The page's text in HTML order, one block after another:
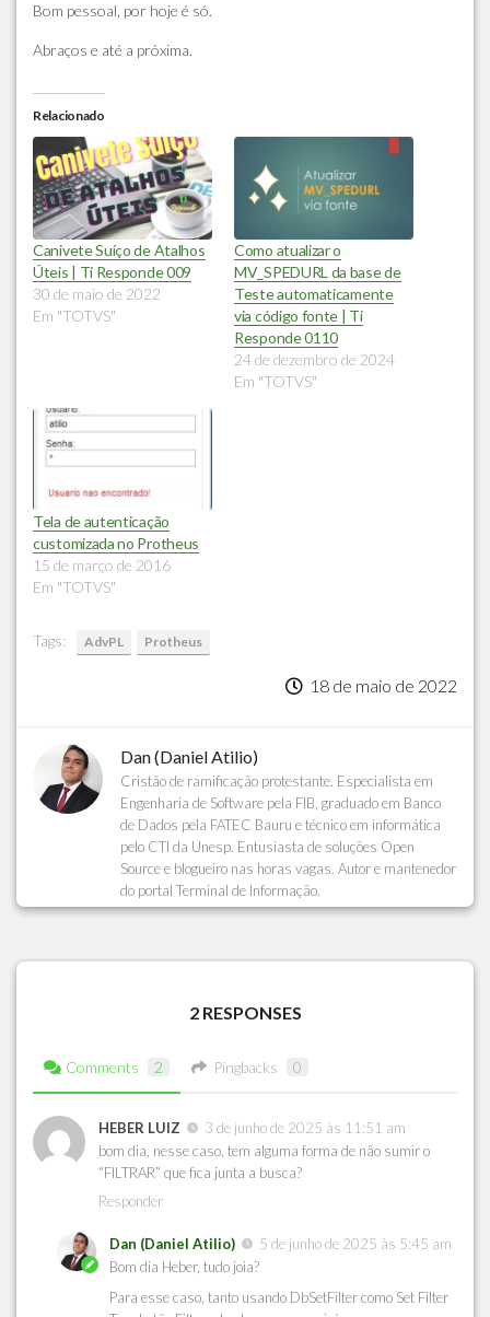
Bom pessoal, por hoje é só.
Abraços e até a próxima.
Relacionado
Canivete Suíço de Atalhos
Úteis | Ti Responde 009
30 de maio de 2022
Em "TOTVS"
Como atualizar o
MV_SPEDURL da base de
Teste automaticamente
via código fonte | Ti
Responde 0110
24 de dezembro de 2024
Em "TOTVS"
Tela de autenticação
customizada no Protheus
15 de março de 2016
Em "TOTVS"
Tags: AdvPL Protheus
18 de maio de 2022
Dan (Daniel Atilio)
Cristão de ramificação protestante. Especialista em
Engenharia de Software pela FIB, graduado em Banco
de Dados pela FATEC Bauru e técnico em informática
pelo CTI da Unesp. Entusiasta de soluções Open
Source e blogueiro nas horas vagas. Autor e mantenedor
do portal Terminal de Informação.
2 RESPONSES
Comments 2 Pingbacks 0
HEBER LUIZ
3 de junho de 2025 às 11:51 am
bom dia, nesse caso, tem alguma forma de não sumir o
“FILTRAR” que fica junta a busca?
Responder
Dan (Daniel Atilio)
5 de junho de 2025 às 5:45 am
Bom dia Heber, tudo joia?
Para esse caso, tanto usando DbSetFilter como Set Filter